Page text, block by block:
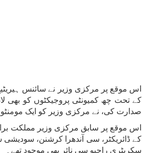
اس موقع پر مرکزی وزیر نے سائنس
کے تحت چھ کمیونٹی پروجیکٹوں کو بھی
صدارت کی، نے مرکزی وزیر کو ایک
اس موقع پر سابق مرکزی وزیر مملکت
کے ڈائریکٹر، سی آندھرا کرشنن،
سکریٹری راجیو سی نائر بھی موجود تھے۔